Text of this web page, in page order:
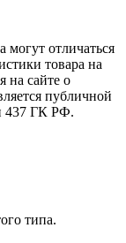
могут отличаться
товара на
на сайте о
публичной
437 ГК РФ.
типа.